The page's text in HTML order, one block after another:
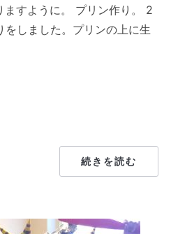
すように。 プリン作り。 2
をしました。プリンの上に生
続きを読む